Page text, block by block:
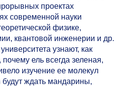
проектах
современной науки
физике,
квантовой инженерии и др.
узнают, как
ель всегда зеленая,
изучение ее молекул
будут ждать мандарины,